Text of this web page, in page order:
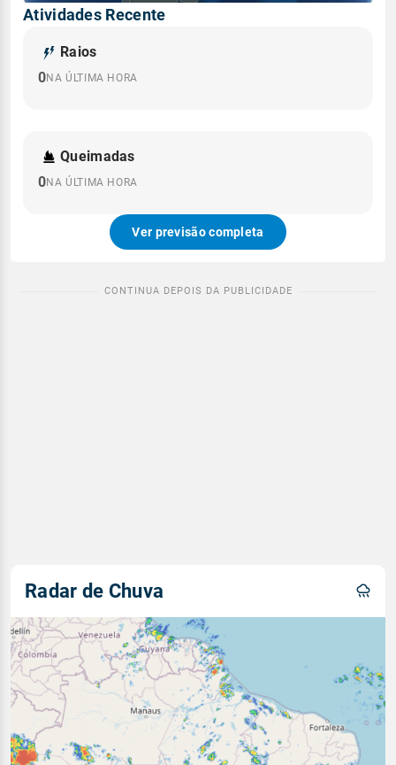
Atividades Recente
Raios
0NA ÚLTIMA HORA
Queimadas
0NA ÚLTIMA HORA
Ver previsão completa
Radar de Chuva